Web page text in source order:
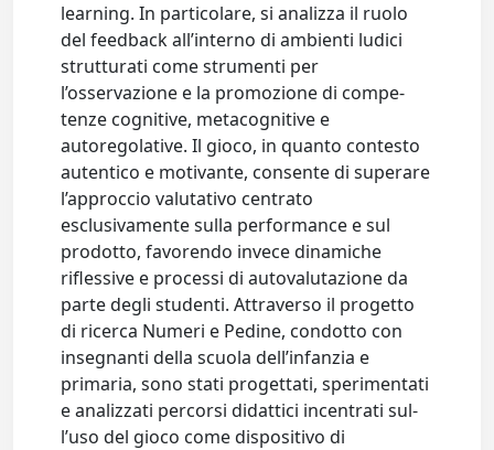
learning. In particolare, si analizza il ruolo
del feedback all’interno di ambienti ludici
strutturati come strumenti per
l’osservazione e la promozione di compe­
tenze cognitive, metacognitive e
autoregolative. Il gioco, in quanto contesto
autentico e motivante, consente di superare
l’approccio valutativo centrato
esclusivamente sulla performance e sul
prodotto, favorendo invece dinamiche
riflessive e processi di autovalutazione da
parte degli studenti. Attraverso il progetto
di ricerca Numeri e Pedine, condotto con
inse­gnanti della scuola dell’infanzia e
primaria, sono stati progettati, sperimentati
e analizzati percorsi didattici incentrati sul­
l’uso del gioco come dispositivo di